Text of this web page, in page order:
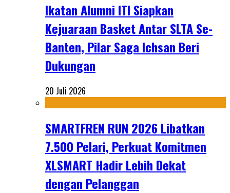
Ikatan Alumni ITI Siapkan
Kejuaraan Basket Antar SLTA Se-
Banten, Pilar Saga Ichsan Beri
Dukungan
20 Juli 2026
SMARTFREN RUN 2026 Libatkan
7.500 Pelari, Perkuat Komitmen
XLSMART Hadir Lebih Dekat
dengan Pelanggan